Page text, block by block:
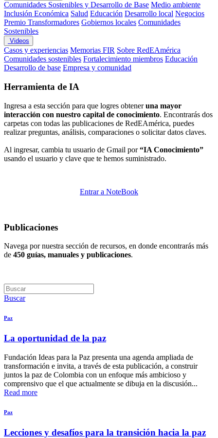
Comunidades Sostenibles y Desarrollo de Base Medio ambiente
Inclusión Económica Salud Educación Desarrollo local Negocios
Premio Transformadores Gobiernos locales Comunidades
Sostenibles
Videos
Casos y experiencias Memorias FIR Sobre RedEAmérica
Comunidades sostenibles Fortalecimiento miembros Educación
Desarrollo de base Empresa y comunidad
Herramienta de IA
Ingresa a esta sección para que logres obteneruna mayor
interacción con nuestro capital de conocimiento. Encontrarás dos
carpetas con todas las publicaciones de RedEAmérica, puedes
realizar preguntas, análisis, comparaciones o solicitar datos claves.
Al ingresar, cambia tu usuario de Gmail por“IA Conocimiento”
usando el usuario y clave que te hemos suministrado.
Entrar a NoteBook
Publicaciones
Navega por nuestra sección de recursos, en donde encontrarás más
de 450 guías, manuales y publicaciones.
Buscar
Paz
La oportunidad de la paz
Fundación Ideas para la Paz presenta una agenda ampliada de
transformación e invita, a través de esta publicación, a construir
juntos la paz de Colombia con un enfoque más ambicioso y
comprensivo que el que actualmente se dibuja en la discusión...
Read more
Paz
Lecciones y desafíos para la transición hacia la paz